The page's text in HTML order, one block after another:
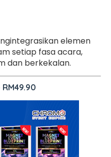
elemen
setiap fasa acara,
dan berkekalan.